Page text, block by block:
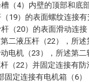
槽（4）内壁的顶部和底
（19）的表面螺纹连接
（20）的表面滑动连接
二液压杆（22），所
电机（23），所述第
（22）并固定连接有
固定连接有电机箱（6